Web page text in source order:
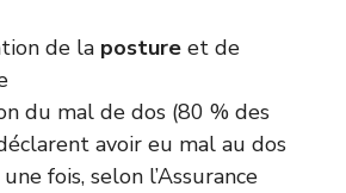
de la posture et de
du mal de dos (80 % des
avoir eu mal au dos
fois, selon l’Assurance